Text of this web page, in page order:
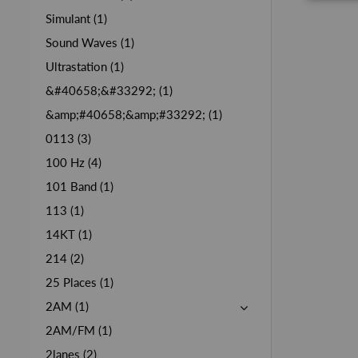
Simulant (1)
Sound Waves (1)
Ultrastation (1)
&#40658;&#33292; (1)
&amp;#40658;&amp;#33292; (1)
0113 (3)
100 Hz (4)
101 Band (1)
113 (1)
14KT (1)
214 (2)
25 Places (1)
2AM (1)
2AM/FM (1)
2lanes (2)